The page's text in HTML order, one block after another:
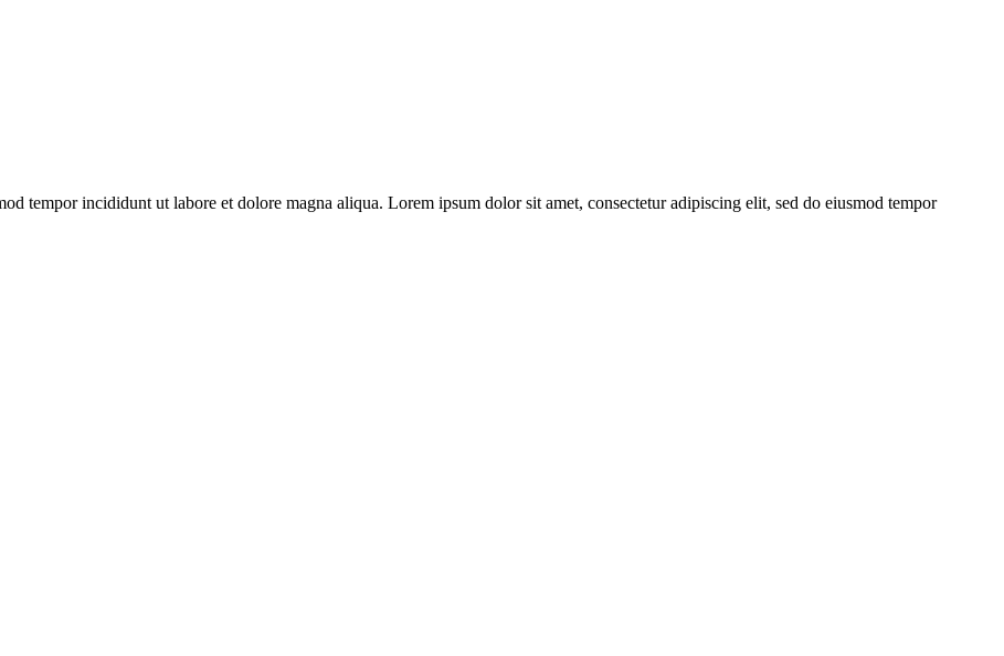
tempor incididunt ut labore et dolore magna aliqua. Lorem ipsum dolor sit amet, consectetur adipiscing elit, sed do eiusmod tempor